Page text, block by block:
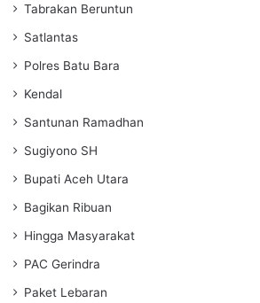
Tabrakan Beruntun
Satlantas
Polres Batu Bara
Kendal
Santunan Ramadhan
Sugiyono SH
Bupati Aceh Utara
Bagikan Ribuan
Hingga Masyarakat
PAC Gerindra
Paket Lebaran